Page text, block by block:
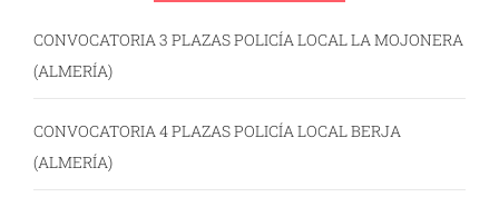
CONVOCATORIA 3 PLAZAS POLICÍA LOCAL LA MOJONERA
(ALMERÍA)
CONVOCATORIA 4 PLAZAS POLICÍA LOCAL BERJA
(ALMERÍA)